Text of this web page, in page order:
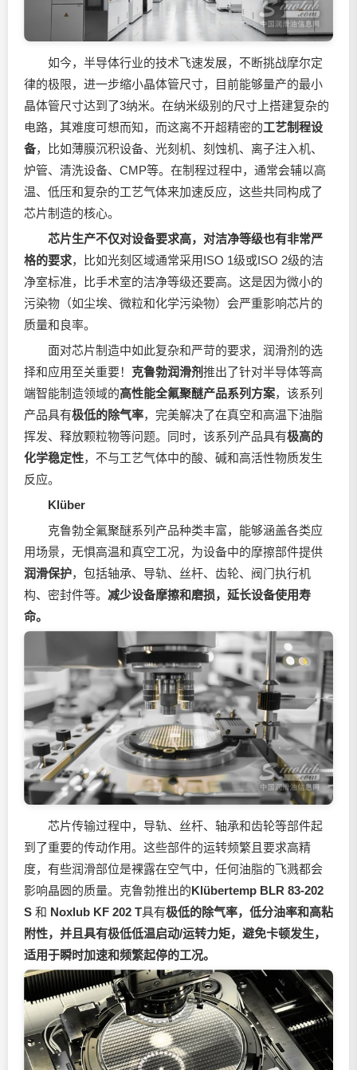
如今，半导体行业的技术飞速发展，不断挑战摩尔定
律的极限，进一步缩小晶体管尺寸，目前能够量产的最小
晶体管尺寸达到了3纳米。在纳米级别的尺寸上搭建复杂的
电路，其难度可想而知，而这离不开超精密的工艺制程设
备，比如薄膜沉积设备、光刻机、刻蚀机、离子注入机、
炉管、清洗设备、CMP等。在制程过程中，通常会辅以高
温、低压和复杂的工艺气体来加速反应，这些共同构成了
芯片制造的核心。
芯片生产不仅对设备要求高，对洁净等级也有非常严
格的要求，比如光刻区域通常采用ISO 1级或ISO 2级的洁
净室标准，比手术室的洁净等级还要高。这是因为微小的
污染物（如尘埃、微粒和化学污染物）会严重影响芯片的
质量和良率。
面对芯片制造中如此复杂和严苛的要求，润滑剂的选
择和应用至关重要！ 克鲁勃润滑剂推出了针对半导体等高
端智能制造领域的高性能全氟聚醚产品系列方案，该系列
产品具有极低的除气率，完美解决了在真空和高温下油脂
挥发、释放颗粒物等问题。同时，该系列产品具有极高的
化学稳定性，不与工艺气体中的酸、碱和高活性物质发生
反应。
Klüber
克鲁勃全氟聚醚系列产品种类丰富，能够涵盖各类应
用场景，无惧高温和真空工况，为设备中的摩擦部件提供
润滑保护，包括轴承、导轨、丝杆、齿轮、阀门执行机
构、密封件等。 减少设备摩擦和磨损，延长设备使用寿
命。
芯片传输过程中，导轨、丝杆、轴承和齿轮等部件起
到了重要的传动作用。这些部件的运转频繁且要求高精
度，有些润滑部位是裸露在空气中，任何油脂的飞溅都会
影响晶圆的质量。克鲁勃推出的Klübertemp BLR 83-202
S 和 Noxlub KF 202 T具有极低的除气率，低分油率和高粘
附性，并且具有极低低温启动/运转力矩，避免卡顿发生，
适用于瞬时加速和频繁起停的工况。